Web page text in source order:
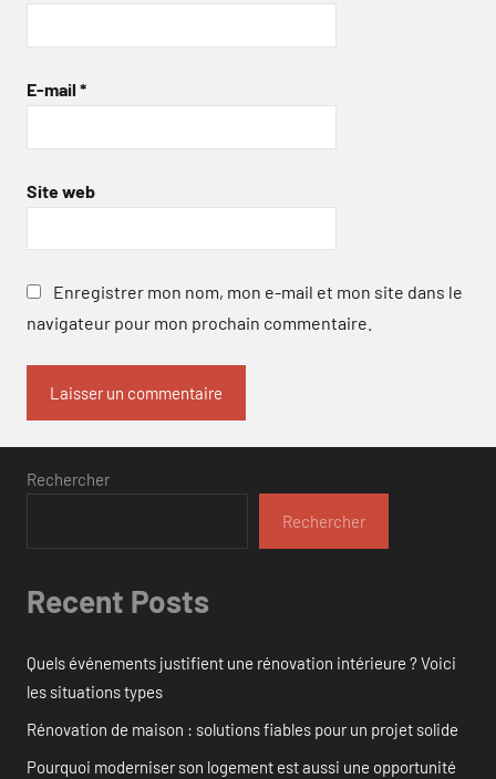
E-mail *
Site web
Enregistrer mon nom, mon e-mail et mon site dans le
navigateur pour mon prochain commentaire.
Rechercher
Rechercher
Recent Posts
Quels événements justifient une rénovation intérieure ? Voici
les situations types
Rénovation de maison : solutions fiables pour un projet solide
Pourquoi moderniser son logement est aussi une opportunité